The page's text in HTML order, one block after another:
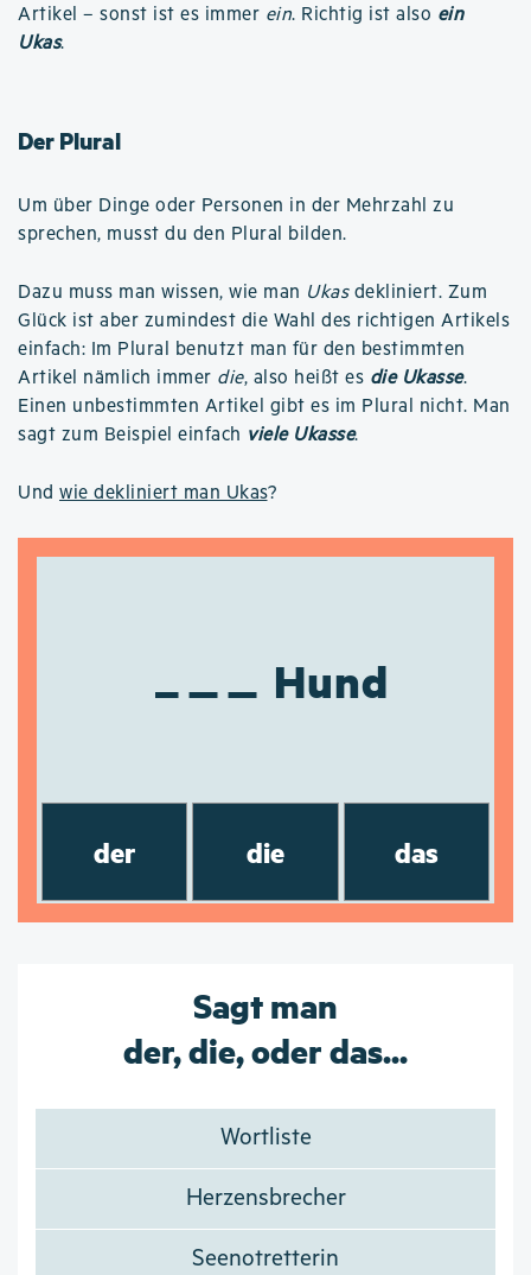
Artikel – sonst ist es immer ein. Richtig ist also ein
Ukas.
Der Plural
Um über Dinge oder Personen in der Mehrzahl zu
sprechen, musst du den Plural bilden.
Dazu muss man wissen, wie man Ukasdekliniert. Zum
Glück ist aber zumindest die Wahl des richtigen Artikels
einfach: Im Plural benutzt man für den bestimmten
Artikel nämlich immer die, also heißt es die Ukasse.
Einen unbestimmten Artikel gibt es im Plural nicht. Man
sagt zum Beispiel einfach viele Ukasse.
Und wie dekliniert man Ukas?
Hund
der die das
Sagt man
der, die, oder das...
Wortliste
Herzensbrecher
Seenotretterin